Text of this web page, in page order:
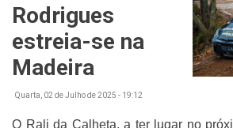
estrada
Rodrigues
estreia-se na
Madeira
Quarta, 02 de Julho de 2025 - 19:12
O Rali da Calheta, a ter lugar no